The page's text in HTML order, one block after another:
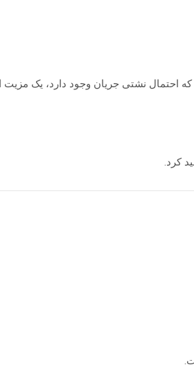
احتمال نشتی جریان وجود دارد، یک مزیت
کرد.